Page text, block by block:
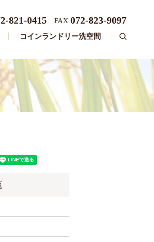
821-0415 FAX072-823-9097
コインランドリー洗空間 search